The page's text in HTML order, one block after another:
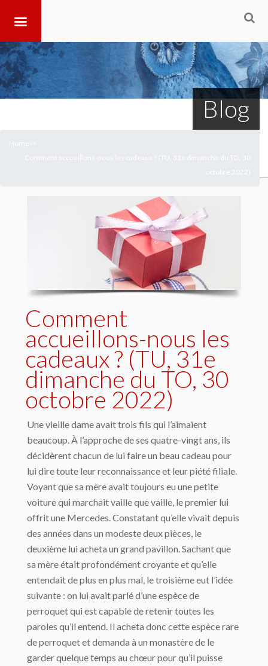
Blog
Comment
accueillons-nous les
cadeaux ? (TU, 31e
dimanche du TO, 30
octobre 2022)
Une vieille dame avait trois fils qui l’aimaient
beaucoup. À l’approche de ses quatre-vingt ans, ils
décidèrent chacun de lui faire un beau cadeau pour
lui dire toute leur reconnaissance et leur piété filiale.
Voyant que sa mère avait toujours eu une petite
voiture qui marchait vaille que vaille, le premier lui
offrit une Mercedes. Constatant qu’elle vivait depuis
des années dans un modeste deux pièces, le
deuxième lui acheta un grand pavillon. Sachant que
sa mère était profondément croyante et qu’elle
entendait de plus en plus mal, le troisième eut l’idée
suivante : on lui avait parlé d’une espèce de
perroquet qui est capable de retenir toutes les
paroles qu’il entend. Il acheta donc cette espèce rare
de perroquet et demanda à un monastère de le
garder quelque temps au chœur pour qu’il puisse